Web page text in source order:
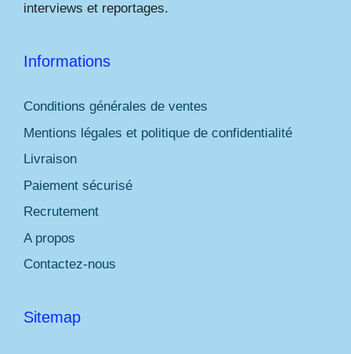
interviews et reportages.
Informations
Conditions générales de ventes
Mentions légales et politique de confidentialité
Livraison
Paiement sécurisé
Recrutement
A propos
Contactez-nous
Sitemap